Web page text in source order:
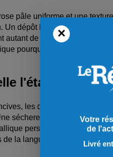
pâle uniforme et une
dépôt blanc épais, des
autant de signaux que
pourquoi ils passent
l'état général
les dents et la salive.
sécheresse buccale
persistant. Un
la langue. Observer sa
×
Votre
de
Livré